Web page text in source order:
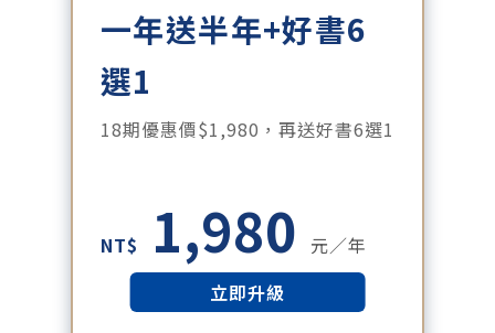
一年送半年+好書6
選1
18期優惠價$1,980，再送好書6選1
NT$ 1,980
元／年
立即升級